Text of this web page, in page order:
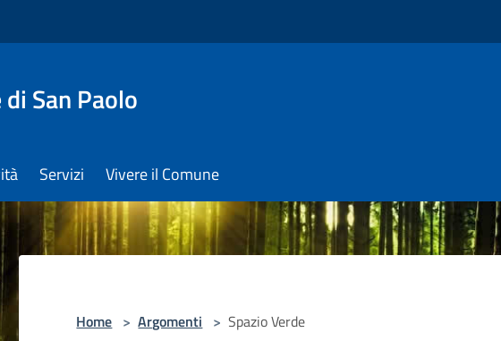
San Paolo
Servizi Vivere il Comune
Home > Argomenti > Spazio Verde